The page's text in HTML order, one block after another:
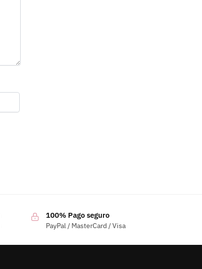
100% Pago seguro
PayPal / MasterCard / Visa